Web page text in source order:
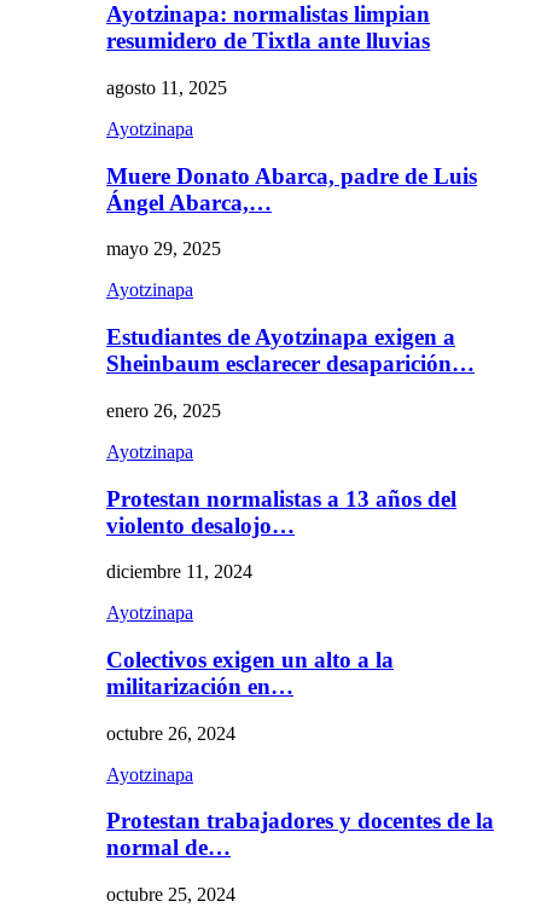
Ayotzinapa: normalistas limpian
resumidero de Tixtla ante lluvias
agosto 11, 2025
Ayotzinapa
Muere Donato Abarca, padre de Luis
Ángel Abarca,…
mayo 29, 2025
Ayotzinapa
Estudiantes de Ayotzinapa exigen a
Sheinbaum esclarecer desaparición…
enero 26, 2025
Ayotzinapa
Protestan normalistas a 13 años del
violento desalojo…
diciembre 11, 2024
Ayotzinapa
Colectivos exigen un alto a la
militarización en…
octubre 26, 2024
Ayotzinapa
Protestan trabajadores y docentes de la
normal de…
octubre 25, 2024